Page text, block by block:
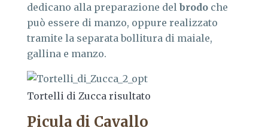
dedicano alla preparazione del brodo che
può essere di manzo, oppure realizzato
tramite la separata bollitura di maiale,
gallina e manzo.
Tortelli di Zucca risultato
Picula di Cavallo